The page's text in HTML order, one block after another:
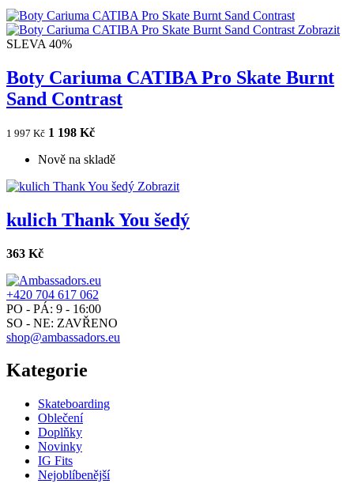
Zobrazit
SLEVA 40%
Boty Cariuma CATIBA Pro Skate Burnt
Sand Contrast
1 997 Kč 1 198 Kč
Nově na skladě
Zobrazit
kulich Thank You šedý
363 Kč
+420 704 617 062
PO - PÁ: 9 - 16:00
SO - NE: ZAVŘENO
shop@ambassadors.eu
Kategorie
Skateboarding
Oblečení
Doplňky
Novinky
IG Fits
Nejoblíbenější